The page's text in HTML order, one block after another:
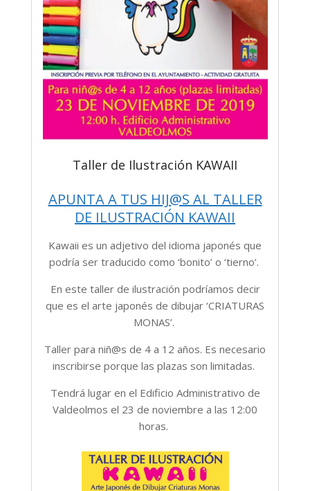
Taller de Ilustración KAWAII
APUNTA A TUS HIJ@S AL TALLER
DE ILUSTRACIÓN KAWAII
Kawaii es un adjetivo del idioma japonés que
podría ser traducido como ‘bonito’ o ‘tierno’.
En este taller de ilustración podríamos decir
que es el arte japonés de dibujar ‘CRIATURAS
MONAS’.
Taller para niñ@s de 4 a 12 años. Es necesario
inscribirse porque las plazas son limitadas.
Tendrá lugar en el Edificio Administrativo de
Valdeolmos el 23 de noviembre a las 12:00
horas.